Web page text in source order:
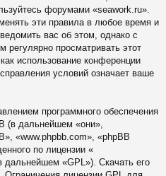
форумами «seawork.ru».
эти правила в любое время и
вас об этом, однако с
просматривать этот
использование конференции
условий означает ваше
программного обеспечения
(в дальнейшем «они»,
«www.phpbb.com», «phpBB
по лицензии «
дальнейшем «GPL»). Скачать его